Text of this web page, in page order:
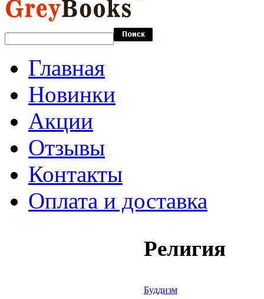
Главная
Новинки
Акции
Отзывы
Контакты
Оплата и доставка
Религия
Буддизм